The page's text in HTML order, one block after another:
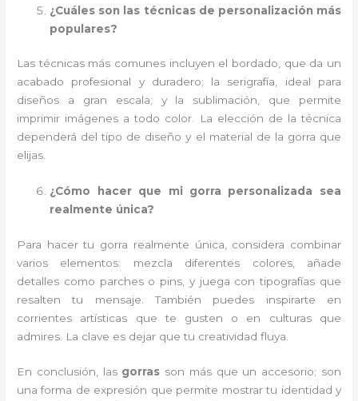
¿Cuáles son las técnicas de personalización más
populares?
Las técnicas más comunes incluyen el bordado, que da un
acabado profesional y duradero; la serigrafía, ideal para
diseños a gran escala; y la sublimación, que permite
imprimir imágenes a todo color. La elección de la técnica
dependerá del tipo de diseño y el material de la gorra que
elijas.
¿Cómo hacer que mi gorra personalizada sea
realmente única?
Para hacer tu gorra realmente única, considera combinar
varios elementos: mezcla diferentes colores, añade
detalles como parches o pins, y juega con tipografías que
resalten tu mensaje. También puedes inspirarte en
corrientes artísticas que te gusten o en culturas que
admires. La clave es dejar que tu creatividad fluya.
En conclusión, lasgorras son más que un accesorio; son
una forma de expresión que permite mostrar tu identidad y